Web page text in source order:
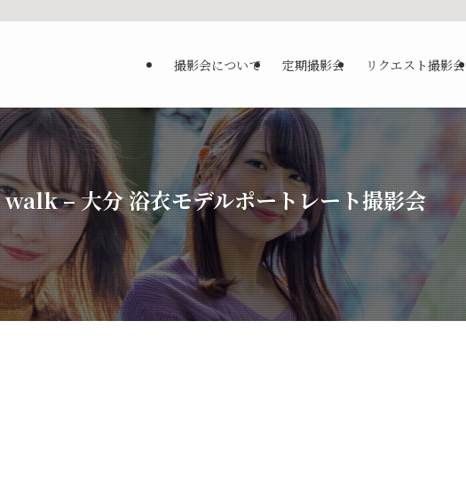
撮影会について 定期撮影会 リクエスト撮影会
– 大分 浴衣モデルポートレート撮影会